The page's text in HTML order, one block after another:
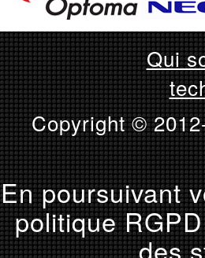
Qui
Copyright ©
En poursuivant
politique
des